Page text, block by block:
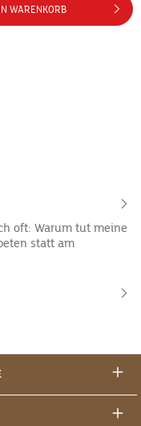
WARENKORB
oft: Warum tut meine
statt am